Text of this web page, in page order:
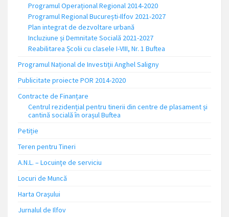
Programul Operațional Regional 2014-2020
Programul Regional București-Ilfov 2021-2027
Plan integrat de dezvoltare urbană
Incluziune și Demnitate Socială 2021-2027
Reabilitarea Școlii cu clasele I-VIII, Nr. 1 Buftea
Programul Național de Investiții Anghel Saligny
Publicitate proiecte POR 2014-2020
Contracte de Finanțare
Centrul rezidențial pentru tinerii din centre de plasament și
cantină socială în orașul Buftea
Petiție
Teren pentru Tineri
A.N.L. – Locuinţe de serviciu
Locuri de Muncă
Harta Orașului
Jurnalul de Ilfov